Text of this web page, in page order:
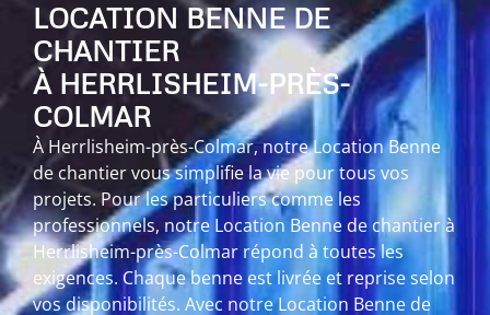
LOCATION BENNE DE
CHANTIER
À HERRLISHEIM-PRÈS-
COLMAR
À Herrlisheim-près-Colmar, notre Location Benne
de chantier vous simplifie la vie pour tous vos
projets. Pour les particuliers comme les
professionnels, notre Location Benne de chantier à
Herrlisheim-près-Colmar répond à toutes les
exigences. Chaque benne est livrée et reprise selon
vos disponibilités. Avec notre Location Benne de